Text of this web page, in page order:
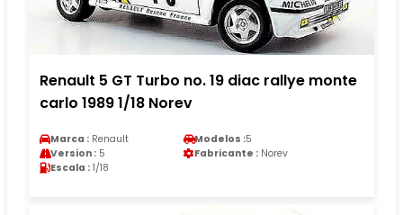
Renault 5 GT Turbo no. 19 diac rallye monte
carlo 1989 1/18 Norev
Marca : Renault Modelos :5
Version : 5 Fabricante : Norev
Escala : 1/18